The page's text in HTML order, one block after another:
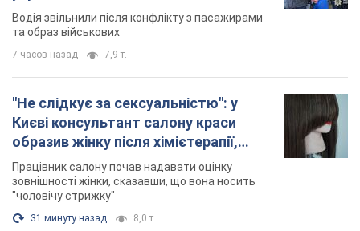
зовнішності жінки, сказавши, що вона носить
"чоловічу стрижку"
31 минуту назад